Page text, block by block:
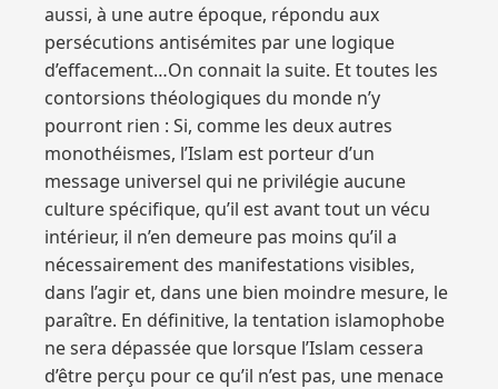
aussi, à une autre époque, répondu aux
persécutions antisémites par une logique
d’effacement…On connait la suite. Et toutes les
contorsions théologiques du monde n’y
pourront rien : Si, comme les deux autres
monothéismes, l’Islam est porteur d’un
message universel qui ne privilégie aucune
culture spécifique, qu’il est avant tout un vécu
intérieur, il n’en demeure pas moins qu’il a
nécessairement des manifestations visibles,
dans l’agir et, dans une bien moindre mesure, le
paraître. En définitive, la tentation islamophobe
ne sera dépassée que lorsque l’Islam cessera
d’être perçu pour ce qu’il n’est pas, une menace